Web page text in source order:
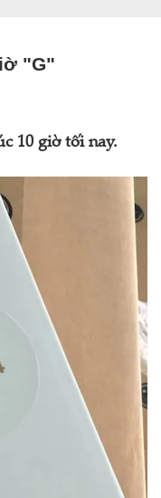
"G"
10 giờ tối nay.